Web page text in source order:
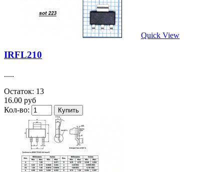
Quick View
IRFL210
.....
Остаток: 13
16.00 руб
Кол-во: